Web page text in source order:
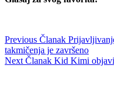
Previous Članak
takmičenja je završeno
Next Članak Kid Kimi